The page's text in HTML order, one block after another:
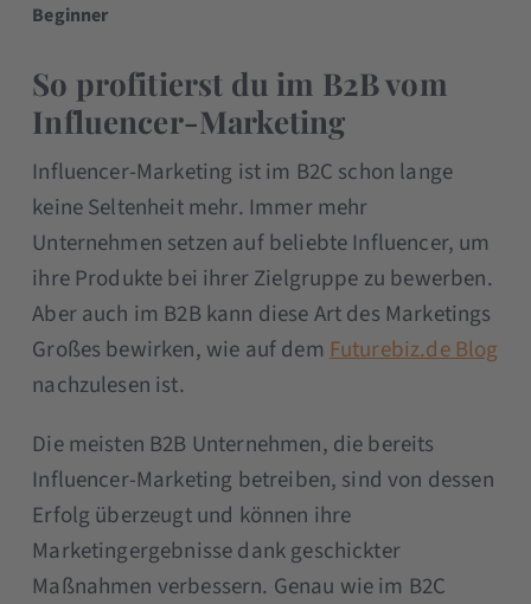
Beginner
So profitierst du im B2B vom
Influencer-Marketing
Influencer-Marketing ist im B2C schon lange
keine Seltenheit mehr. Immer mehr
Unternehmen setzen auf beliebte Influencer, um
ihre Produkte bei ihrer Zielgruppe zu bewerben.
Aber auch im B2B kann diese Art des Marketings
Großes bewirken, wie auf dem Futurebiz.de Blog
nachzulesen ist.
Die meisten B2B Unternehmen, die bereits
Influencer-Marketing betreiben, sind von dessen
Erfolg überzeugt und können ihre
Marketingergebnisse dank geschickter
Maßnahmen verbessern. Genau wie im B2C